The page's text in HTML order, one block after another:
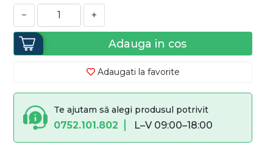
− +
Adauga in cos
Adaugati la favorite
Te ajutam să alegi produsul potrivit
0752.101.802 L–V 09:00–18:00